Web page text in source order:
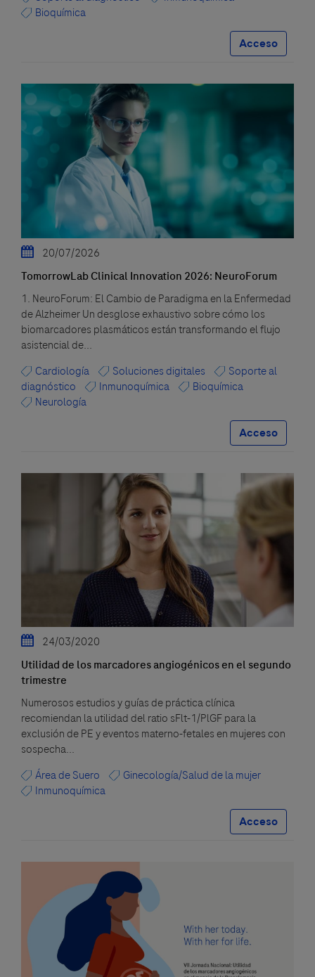
Bioquímica
Acceso
20/07/2026
TomorrowLab Clinical Innovation 2026: NeuroForum
1. NeuroForum: El Cambio de Paradigma en la Enfermedad
de Alzheimer Un desglose exhaustivo sobre cómo los
biomarcadores plasmáticos están transformando el flujo
asistencial de...
Cardiología
Soluciones digitales
Soporte al
diagnóstico
Inmunoquímica
Bioquímica
Neurología
Acceso
24/03/2020
Utilidad de los marcadores angiogénicos en el segundo
trimestre
Numerosos estudios y guías de práctica clínica
recomiendan la utilidad del ratio sFlt-1/PlGF para la
exclusión de PE y eventos materno-fetales en mujeres con
sospecha...
Área de Suero
Ginecología/Salud de la mujer
Inmunoquímica
Acceso